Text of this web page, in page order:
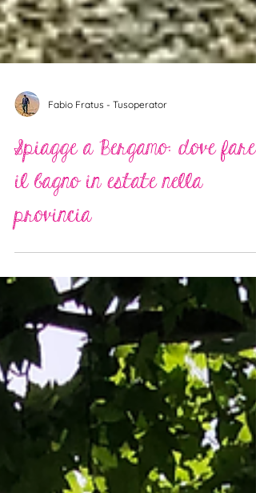
Fabio Fratus - Tusoperator
Spiagge a Bergamo: dove fare
il bagno in estate nella
provincia